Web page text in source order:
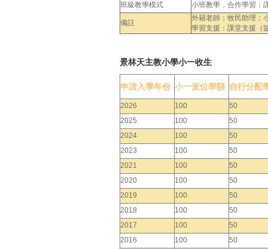
班級教學模式 小班教學，合作學習；
備註
外籍老師；牧民助理；
學習支援：課堂支援（
景林天主教小學小一收生
申請入學年份 小一派位學額 自行分配
2026 100
50
2025
100
50
2024
100
50
2023
100
50
2021
100
50
2020
100
50
2019
100
50
2018
100
50
2017
100
50
2016
100
50